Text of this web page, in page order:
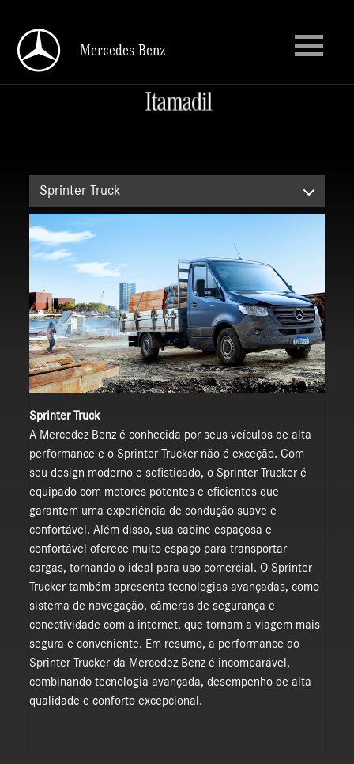
Mercedes-Benz
Sprinter Truck
Sprinter Truck
A Mercedez-Benz é conhecida por seus veículos de alta
performance e o Sprinter Trucker não é exceção. Com
seu design moderno e sofisticado, o Sprinter Trucker é
equipado com motores potentes e eficientes que
garantem uma experiência de condução suave e
confortável. Além disso, sua cabine espaçosa e
confortável oferece muito espaço para transportar
cargas, tornando-o ideal para uso comercial. O Sprinter
Trucker também apresenta tecnologias avançadas, como
sistema de navegação, câmeras de segurança e
conectividade com a internet, que tornam a viagem mais
segura e conveniente. Em resumo, a performance do
Sprinter Trucker da Mercedez-Benz é incomparável,
combinando tecnologia avançada, desempenho de alta
qualidade e conforto excepcional.
Mercedes-Benz